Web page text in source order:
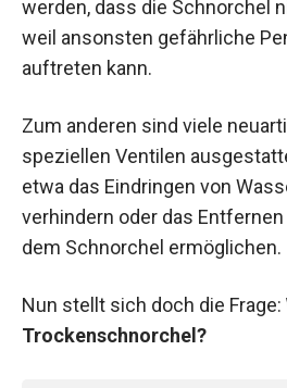
werden, dass die Schnorchel
weil ansonsten gefährliche
auftreten kann.
Zum anderen sind viele
speziellen Ventilen
etwa das Eindringen von
verhindern oder das
dem Schnorchel ermöglichen.
Nun stellt sich doch die Frage:
Trockenschnorchel?